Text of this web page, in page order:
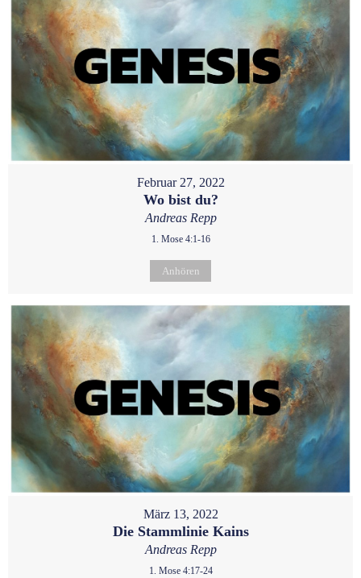
Februar 27, 2022
Wo bist du?
Andreas Repp
1. Mose 4:1-16
Anhören
März 13, 2022
Die Stammlinie Kains
Andreas Repp
1. Mose 4:17-24